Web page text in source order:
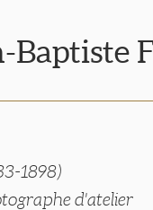
Baptiste
1898)
d'atelier